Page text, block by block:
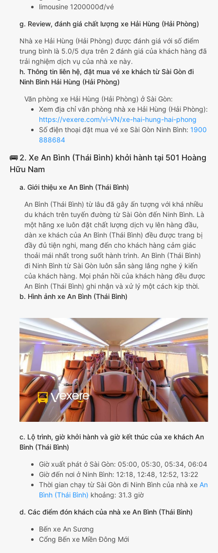
limousine 1200000đ/vé
g. Review, đánh giá chất lượng xe Hải Hùng (Hải Phòng)
Nhà xe Hải Hùng (Hải Phòng) được đánh giá với số điểm
trung bình là 5.0/5 dựa trên 2 đánh giá của khách hàng đã
trải nghiệm dịch vụ của nhà xe này.
h. Thông tin liên hệ, đặt mua vé xe khách từ Sài Gòn đi
Ninh Bình Hải Hùng (Hải Phòng)
Văn phòng xe Hải Hùng (Hải Phòng) ở Sài Gòn:
Xem địa chỉ văn phòng nhà xe Hải Hùng (Hải Phòng):
https://vexere.com/vi-VN/xe-hai-hung-hai-phong
Số điện thoại đặt mua vé xe Sài Gòn Ninh Bình: 1900
888684
🚌 2. Xe An Bình (Thái Bình) khởi hành tại 501 Hoàng
Hữu Nam
a. Giới thiệu xe An Bình (Thái Bình)
An Bình (Thái Bình) từ lâu đã gây ấn tượng với khá nhiều
du khách trên tuyến đường từ Sài Gòn đến Ninh Bình. Là
một hãng xe luôn đặt chất lượng dịch vụ lên hàng đầu,
dàn xe khách của An Bình (Thái Bình) đều được trang bị
đầy đủ tiện nghi, mang đến cho khách hàng cảm giác
thoải mái nhất trong suốt hành trình. An Bình (Thái Bình)
đi Ninh Bình từ Sài Gòn luôn sẵn sàng lắng nghe ý kiến
của khách hàng. Mọi phản hồi của khách hàng đều được
An Bình (Thái Bình) ghi nhận và xử lý một cách kịp thời.
b. Hình ảnh xe An Bình (Thái Bình)
c. Lộ trình, giờ khởi hành và giờ kết thúc của xe khách An
Bình (Thái Bình)
Giờ xuất phát ở Sài Gòn: 05:00, 05:30, 05:34, 06:04
Giờ đến nơi ở Ninh Bình: 12:18, 12:48, 12:52, 13:22
Thời gian chạy từ Sài Gòn đi Ninh Bình của nhà xe An
Bình (Thái Bình) khoảng: 31.3 giờ
d. Các điểm đón khách của nhà xe An Bình (Thái Bình)
Bến xe An Sương
Cổng Bến xe Miền Đông Mới